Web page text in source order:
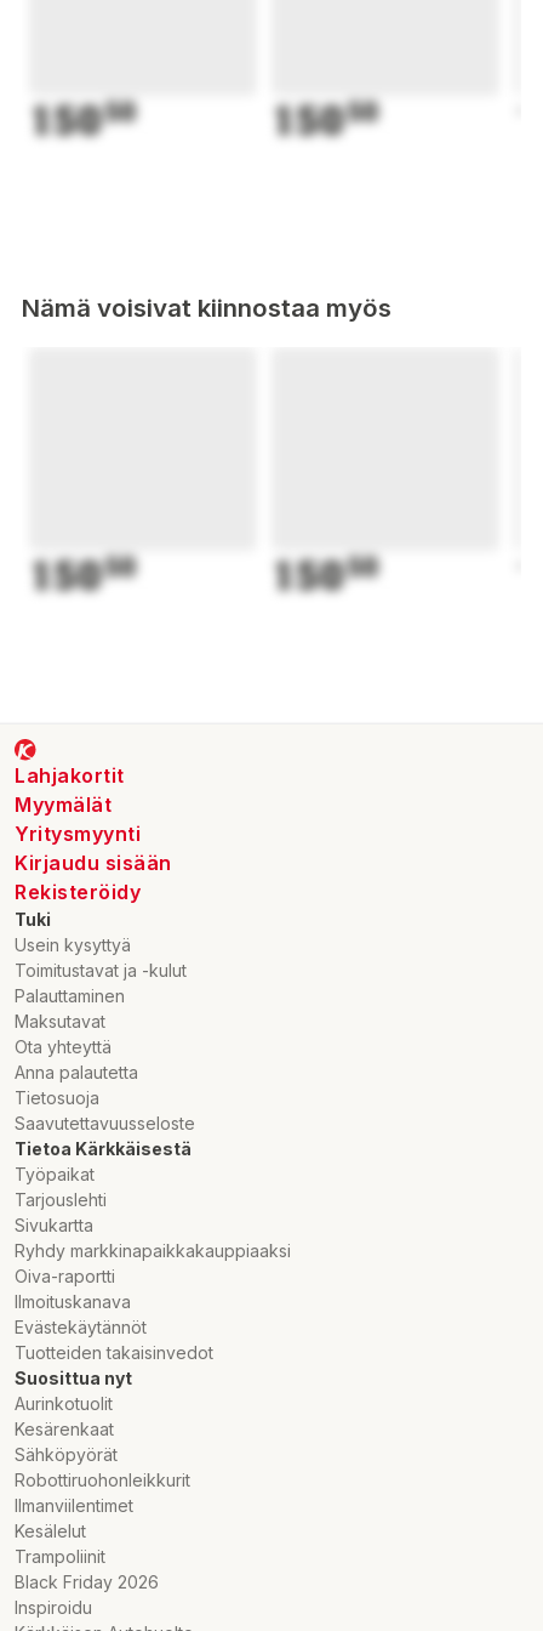
15050 15050
Nämä voisivat kiinnostaa myös
15050 15050
Lahjakortit
Myymälät
Yritysmyynti
Kirjaudu sisään
Rekisteröidy
Tuki
Usein kysyttyä
Toimitustavat ja -kulut
Palauttaminen
Maksutavat
Ota yhteyttä
Anna palautetta
Tietosuoja
Saavutettavuusseloste
Tietoa Kärkkäisestä
Työpaikat
Tarjouslehti
Sivukartta
Ryhdy markkinapaikkakauppiaaksi
Oiva-raportti
Ilmoituskanava
Evästekäytännöt
Tuotteiden takaisinvedot
Suosittua nyt
Aurinkotuolit
Kesärenkaat
Sähköpyörät
Robottiruohonleikkurit
Ilmanviilentimet
Kesälelut
Trampoliinit
Black Friday 2026
Inspiroidu